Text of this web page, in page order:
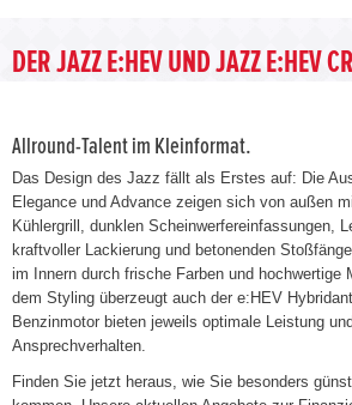
DER JAZZ E:HEV UND JAZZ E:HEV
Allround-Talent im Kleinformat.
Das Design des Jazz fällt als Erstes auf: Die
Elegance und Advance zeigen sich von außen
Kühlergrill, dunklen Scheinwerfereinfassungen,
kraftvoller Lackierung und betonenden
im Innern durch frische Farben und hochwertige
dem Styling überzeugt auch der e:HEV
Benzinmotor bieten jeweils optimale Leistung
Ansprechverhalten.
Finden Sie jetzt heraus, wie Sie besonders